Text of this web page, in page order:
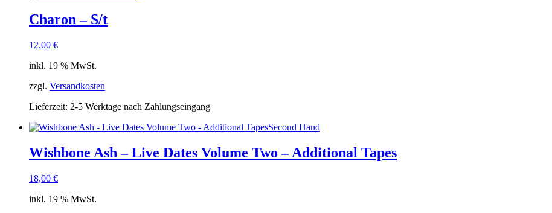
Charon – S/t
12,00 €
inkl. 19 % MwSt.
zzgl. Versandkosten
Lieferzeit: 2-5 Werktage nach Zahlungseingang
Second Hand
Wishbone Ash – Live Dates Volume Two – Additional Tapes
18,00 €
inkl. 19 % MwSt.